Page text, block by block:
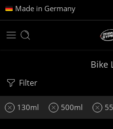
Made in Germany
Bike
Filter
130ml 500ml